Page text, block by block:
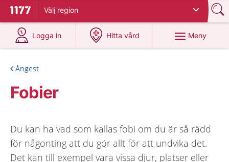
Till startsidan för 1177
Välj region
Logga in
på 1177.se
Hitta vård
på 1177.se
Meny
Ångest
Fobier
Du kan ha vad som kallas fobi om du är så rädd
för någonting att du gör allt för att undvika det.
Det kan till exempel vara vissa djur, platser eller